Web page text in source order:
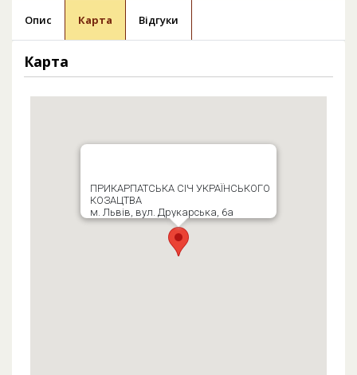
Опис Карта Відгуки
Карта
ПРИКАРПАТСЬКА СІЧ УКРАЇНСЬКОГО
КОЗАЦТВА
м. Львів, вул. Друкарська, 6а